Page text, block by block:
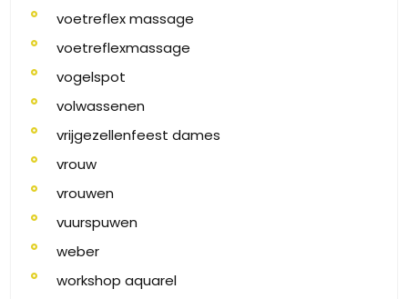
voetreflex massage
voetreflexmassage
vogelspot
volwassenen
vrijgezellenfeest dames
vrouw
vrouwen
vuurspuwen
weber
workshop aquarel